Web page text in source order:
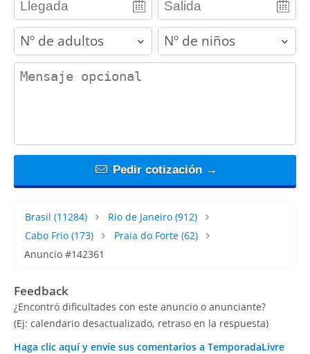
adults children
contact_message
Pedir cotización →
Brasil (11284) Rio de Janeiro(912)
Cabo Frio (173) Praia do Forte(62)
Anuncio #142361
Feedback
¿Encontró dificultades con este anuncio o anunciante?
(Ej: calendario desactualizado, retraso en la respuesta)
Haga clic aquí y envíe sus comentarios a TemporadaLivre